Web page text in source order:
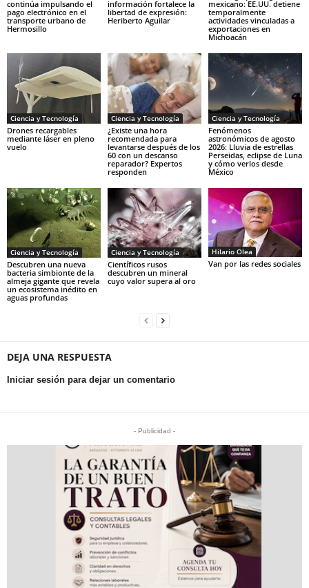
continúa impulsando el
pago electrónico en el
transporte urbano de
Hermosillo
información fortalece la
libertad de expresión:
Heriberto Aguilar
mexicano: EE.UU. detiene
temporalmente
actividades vinculadas a
exportaciones en
Michoacán
Ciencia y Tecnología
Drones recargables
mediante láser en pleno
vuelo
Ciencia y Tecnología
¿Existe una hora
recomendada para
levantarse después de los
60 con un descanso
reparador? Expertos
responden
Ciencia y Tecnología
Fenómenos
astronómicos de agosto
2026: Lluvia de estrellas
Perseidas, eclipse de Luna
y cómo verlos desde
México
Ciencia y Tecnología
Descubren una nueva
bacteria simbionte de la
almeja gigante que revela
un ecosistema inédito en
aguas profundas
Ciencia y Tecnología
Científicos rusos
descubren un mineral
cuyo valor supera al oro
Hilario Olea
Van por las redes sociales
DEJA UNA RESPUESTA
Iniciar sesión para dejar un comentario
- Publicidad -